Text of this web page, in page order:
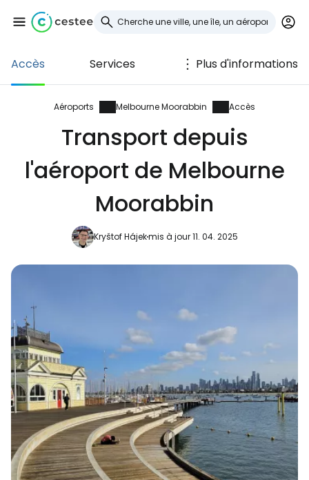
Accès Services Plus d'informations
Aéroports Melbourne Moorabbin Accès
Transport depuis
l'aéroport de Melbourne
Moorabbin
Kryštof Hájekmis à jour 11. 04. 2025
Se connecter à
Cestee
... la communauté mondiale des voyageurs
Continuer avec Facebook
électronique